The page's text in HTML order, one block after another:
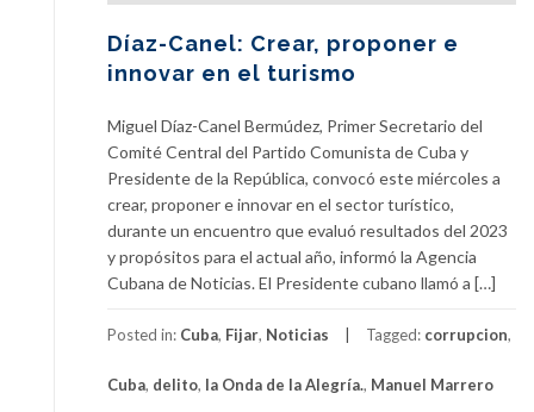
Díaz-Canel: Crear, proponer e
innovar en el turismo
Miguel Díaz-Canel Bermúdez, Primer Secretario del
Comité Central del Partido Comunista de Cuba y
Presidente de la República, convocó este miércoles a
crear, proponer e innovar en el sector turístico,
durante un encuentro que evaluó resultados del 2023
y propósitos para el actual año, informó la Agencia
Cubana de Noticias. El Presidente cubano llamó a […]
Posted in: Cuba, Fijar, Noticias Tagged: corrupcion,
Cuba, delito, la Onda de la Alegría., Manuel Marrero